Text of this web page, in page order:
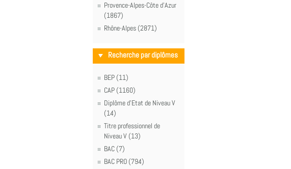
Provence-Alpes-Côte d'Azur
(1867)
Rhône-Alpes (2871)
Recherche par diplômes
BEP (11)
CAP (1160)
Diplôme d'Etat de Niveau V
(14)
Titre professionnel de
Niveau V (13)
BAC (7)
BAC PRO (794)